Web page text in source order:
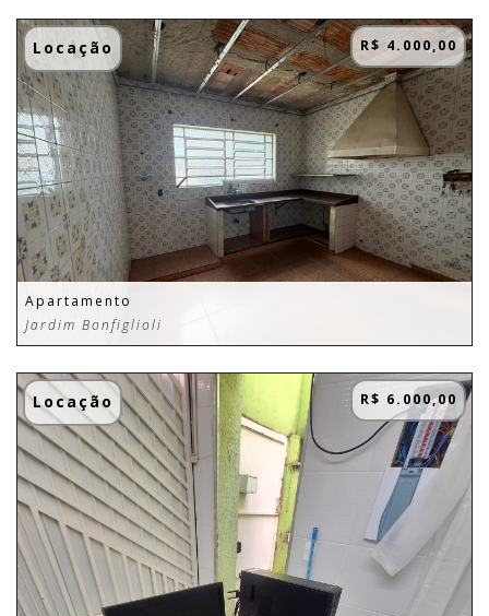
Locação R$ 4.000,00
Apartamento
Jardim Bonfiglioli
Locação R$ 6.000,00